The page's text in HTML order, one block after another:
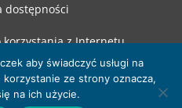
dostępności
korzystania z Internetu
aby świadczyć usługi na
korzystanie ze strony oznacza,
na ich użycie.